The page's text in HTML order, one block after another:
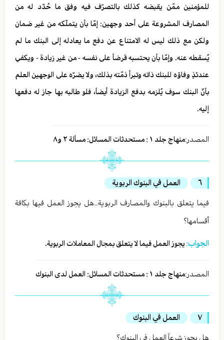
للمؤمنين ممّن يقبضه كذلك بالتصرّف فيه وفق ما حُدّد له من
المصارف المشروعة على أحد وجهين: إمّا بأن يتملّكه من غير ضمان
ولكن مع ذلك ليس له الامتناع عن دفع ما يعادله إلى البنك ما لم
يُسقطه عنه. وإمّا بأن يحتسبه قرضاً على نفسه - من غير زيادة - ويكفي
عندئذٍ وفاؤه للبنك ذاته وتبرأ ذمّته بذلك، ولا يضرّه على الوجهين العلم
بأنّ البنك سوف يُلزمه بدفع الزيادة أيضاً، فلو طالبه بها جاز له دفعها
إليه.
المصدر:منهاج جلد ١ : مستحدثات المسائل: مسألة ٢ و٨
٦
العمل في البنوك الربوية
فيما يتعلق بالبنوك والمصارف الربوية..هل يجوز العمل فيها بكافة
أقسامها؟
الجواب: يجوز العمل فيما لا يتعلق بمجال المعاملات الربوية.
المصدر:منهاج جلد ١ : مستحدثات المسائل: العمل لدى البنوك
٧
العمل في البنوك
هل يجوز شرعاً العمل في البنوك؟